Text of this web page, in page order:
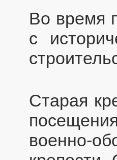
Во время
с
Старая
военно-